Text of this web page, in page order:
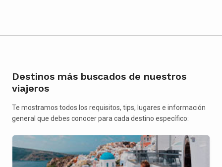
Destinos más buscados de nuestros
viajeros
Te mostramos todos los requisitos, tips, lugares e información
general que debes conocer para cada destino específico: